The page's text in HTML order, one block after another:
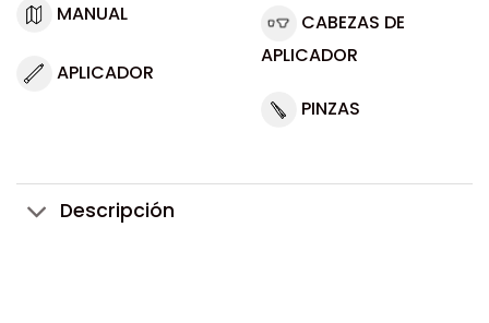
MANUAL
APLICADOR
CABEZAS DE
APLICADOR
PINZAS
Descripción